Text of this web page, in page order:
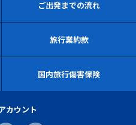
ご出発までの流れ
旅行業約款
国内旅行傷害保険
カウント